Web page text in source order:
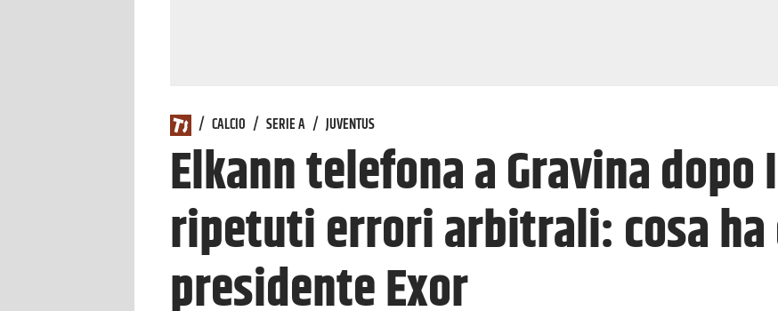
/ CALCIO / SERIE A / JUVENTUS
Elkann telefona a Gravina dopo
ripetuti errori arbitrali: cosa
presidente Exor